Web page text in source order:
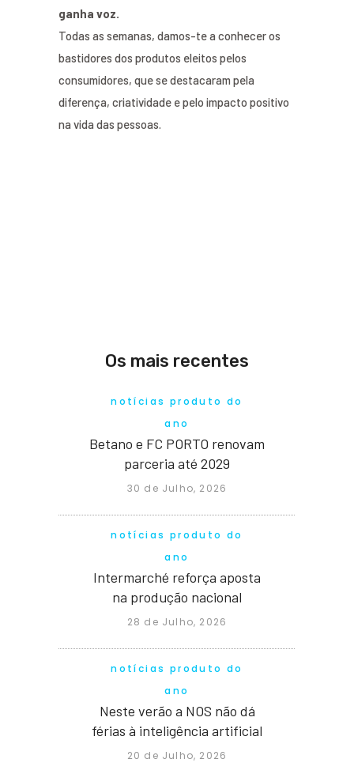
ganha voz.
Todas as semanas, damos-te a conhecer os
bastidores dos produtos eleitos pelos
consumidores, que se destacaram pela
diferença, criatividade e pelo impacto positivo
na vida das pessoas.
Os mais recentes
notícias produto do
ano
Betano e FC PORTO renovam
parceria até 2029
30 de Julho, 2026
notícias produto do
ano
Intermarché reforça aposta
na produção nacional
28 de Julho, 2026
notícias produto do
ano
Neste verão a NOS não dá
férias à inteligência artificial
20 de Julho, 2026